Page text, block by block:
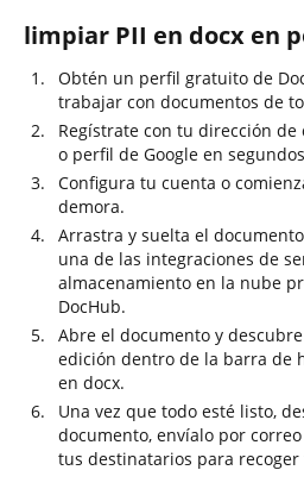
limpiar PII en docx en
Obtén un perfil gratuito de
trabajar con documentos de
Regístrate con tu dirección
o perfil de Google en
Configura tu cuenta o
demora.
Arrastra y suelta el
una de las integraciones de
almacenamiento en la nube
DocHub.
Abre el documento y
edición dentro de la barra de
en docx.
Una vez que todo esté listo,
documento, envíalo por
tus destinatarios para recoger